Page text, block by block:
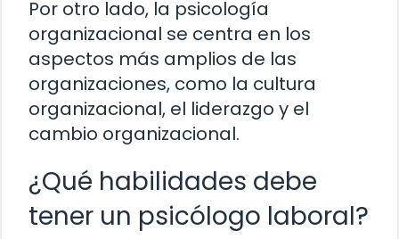
Por otro lado, la psicología
organizacional se centra en los
aspectos más amplios de las
organizaciones, como la cultura
organizacional, el liderazgo y el
cambio organizacional.
¿Qué habilidades debe
tener un psicólogo laboral?